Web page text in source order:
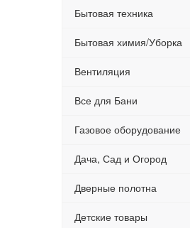
Бытовая техника
Бытовая химия/Уборка
Вентиляция
Все для Бани
Газовое оборудование
Дача, Сад и Огород
Дверные полотна
Детские товары